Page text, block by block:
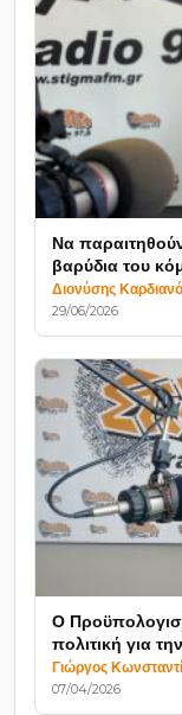
Να
βαρύδια του
Διονύσης
29/06/2026
Ο
πολιτική για
Γιώργος
07/04/2026